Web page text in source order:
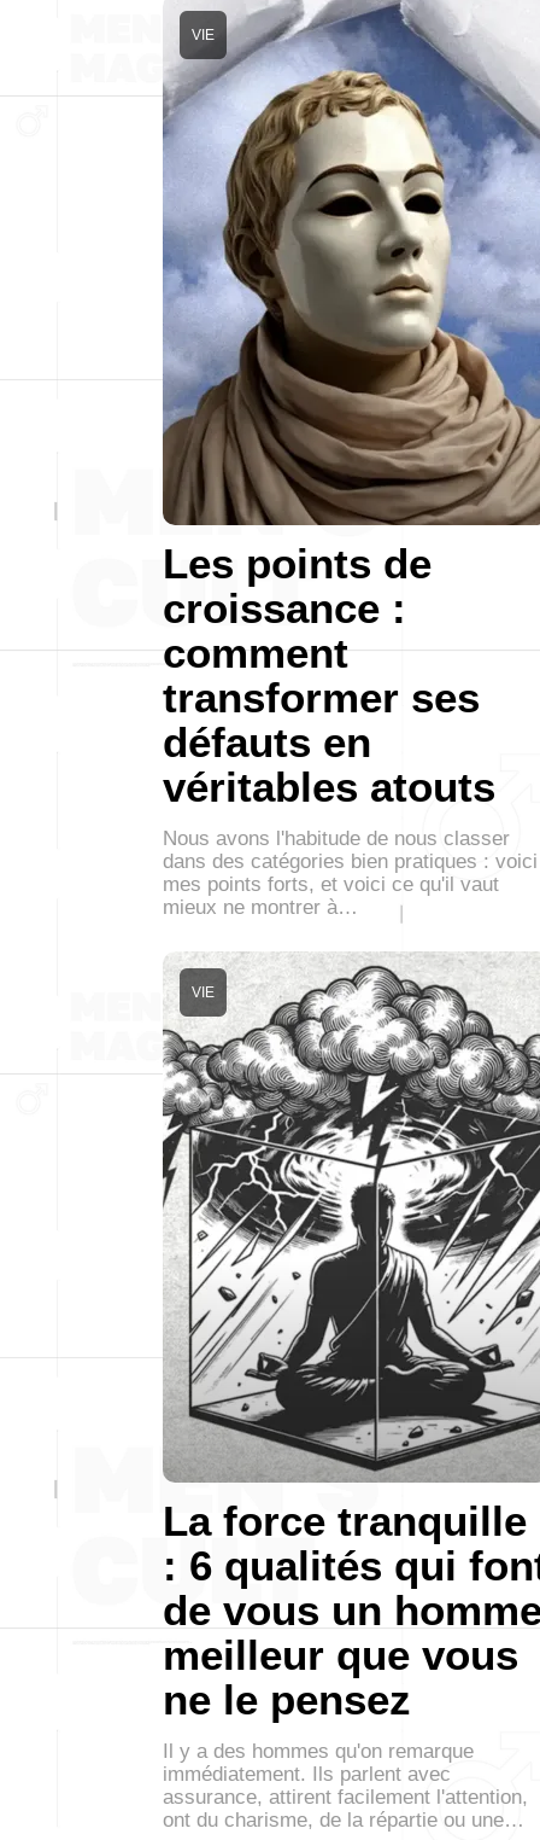
Les points de
croissance :
comment
transformer ses
défauts en
véritables atouts
VIE
Nous avons l'habitude de nous classer
dans des catégories bien pratiques : voici
mes points forts, et voici ce qu'il vaut
mieux ne montrer à…
La force tranquille
: 6 qualités qui
de vous un
meilleur que vous
ne le pensez
VIE
Il y a des hommes qu'on remarque
immédiatement. Ils parlent avec
assurance, attirent facilement l'attention,
ont du charisme, de la répartie ou une…